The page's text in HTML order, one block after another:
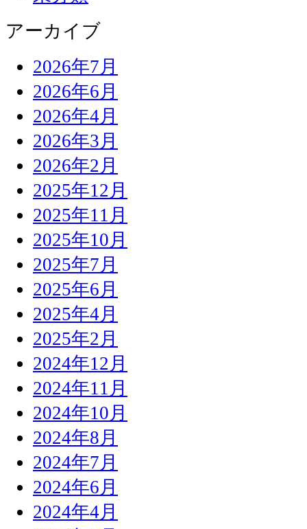
アーカイブ
2026年7月
2026年6月
2026年4月
2026年3月
2026年2月
2025年12月
2025年11月
2025年10月
2025年7月
2025年6月
2025年4月
2025年2月
2024年12月
2024年11月
2024年10月
2024年8月
2024年7月
2024年6月
2024年4月